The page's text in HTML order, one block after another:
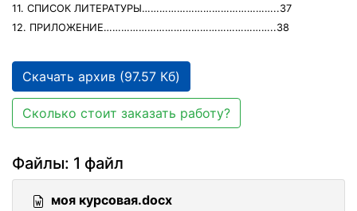
11. СПИСОК ЛИТЕРАТУРЫ………………………………………..37
12. ПРИЛОЖЕНИЕ…………………………………………………..38
Скачать архив (97.57 Кб)
Сколько стоит заказать работу?
Файлы: 1 файл
моя курсовая.docx